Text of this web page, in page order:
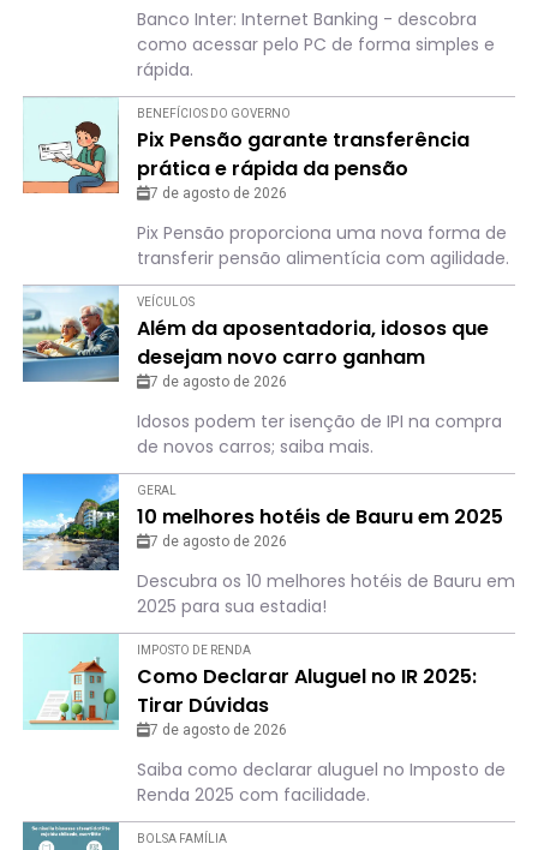
Banco Inter: Internet Banking - descobra
como acessar pelo PC de forma simples e
rápida.
BENEFÍCIOS DO GOVERNO
Pix Pensão garante transferência
prática e rápida da pensão
alimentícia; saiba como
7 de agosto de 2026
Pix Pensão proporciona uma nova forma de
transferir pensão alimentícia com agilidade.
VEÍCULOS
Além da aposentadoria, idosos que
desejam novo carro ganham
“benefício”
7 de agosto de 2026
Idosos podem ter isenção de IPI na compra
de novos carros; saiba mais.
GERAL
10 melhores hotéis de Bauru em 2025
7 de agosto de 2026
Descubra os 10 melhores hotéis de Bauru em
2025 para sua estadia!
IMPOSTO DE RENDA
Como Declarar Aluguel no IR 2025:
Tirar Dúvidas
7 de agosto de 2026
Saiba como declarar aluguel no Imposto de
Renda 2025 com facilidade.
BOLSA FAMÍLIA